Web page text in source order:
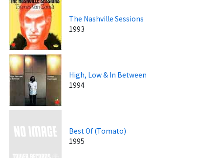
The Nashville Sessions
1993
High, Low & In Between
1994
Best Of (Tomato)
1995